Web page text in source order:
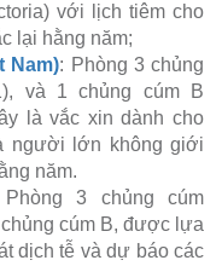
với lịch tiêm cho
lại hằng năm;
Nam): Phòng 3 chủng
và 1 chủng cúm B
là vắc xin dành cho
người lớn không giới
năm.
Phòng 3 chủng cúm
cúm B, được lựa
dịch tễ và dự báo các